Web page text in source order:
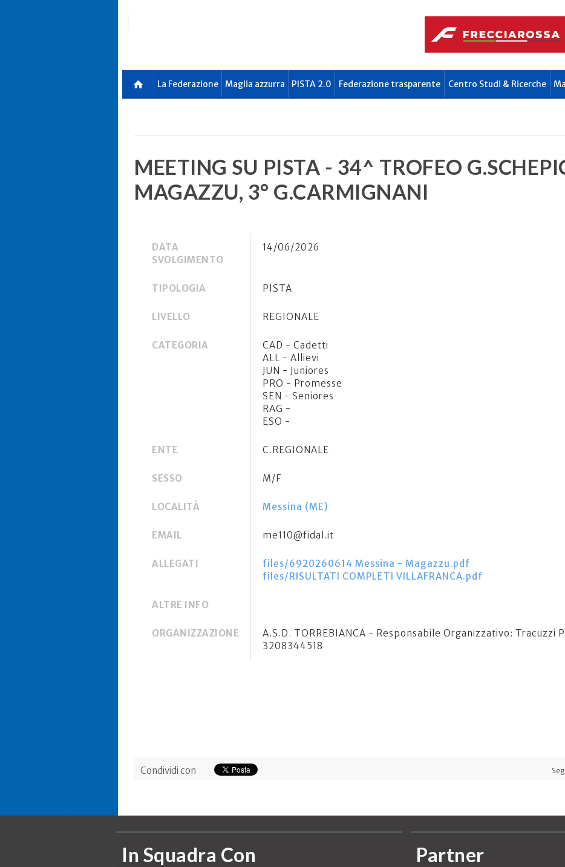
La Federazione Maglia azzurra PISTA 2.0 Federazione trasparente Centro Studi & Ricerche
MEETING SU PISTA - 34^ TROFEO
MAGAZZU, 3° G.CARMIGNANI
DATA
SVOLGIMENTO
14/06/2026
TIPOLOGIA PISTA
LIVELLO REGIONALE
CATEGORIA
CAD - Cadetti
ALL - Allievi
JUN - Juniores
PRO - Promesse
SEN - Seniores
RAG -
ESO -
ENTE C.REGIONALE
SESSO M/F
LOCALITÀ Messina (ME)
EMAIL me110@fidal.it
ALLEGATI
files/6920260614 Messina - Magazzu.pdf
files/RISULTATI COMPLETI VILLAFRANCA.pdf
ALTRE INFO
ORGANIZZAZIONE
A.S.D. TORREBIANCA - Responsabile Organizzativo: Tracuzzi
3208344518
Condividi con
In Squadra Con Partner